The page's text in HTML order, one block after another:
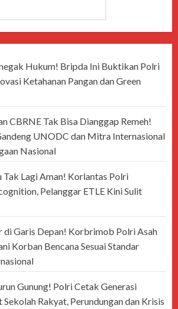
Hukum! Bripda Ini Buktikan Polri
Ketahanan Pangan dan Green
CBRNE Tak Bisa Dianggap Remeh!
UNODC dan Mitra Internasional
Nasional
Tak Lagi Aman! Korlantas Polri
Pelanggar ETLE Kini Sulit
di Garis Depan! Korbrimob Polri Asah
Korban Bencana Sesuai Standar
Gunung! Polri Cetak Generasi
Rakyat, Perundungan dan Krisis